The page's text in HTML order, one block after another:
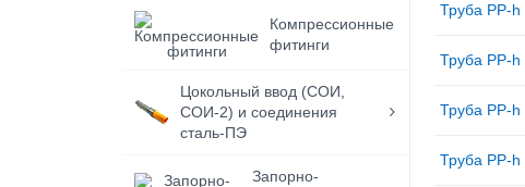
Компрессионные
фитинги
Цокольный ввод (СОИ,
СОИ-2) и соединения
сталь-ПЭ
Запорно-
Труба PP-
Труба PP-
Труба PP-
Труба PP-